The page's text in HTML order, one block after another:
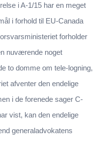
i A-1/15 har en meget
i forhold til EU-Canada
forholder
nuværende noget
to domme om tele-logning,
afventer den endelige
i de forenede sager C-
vist, kan den endelige
generaladvokatens